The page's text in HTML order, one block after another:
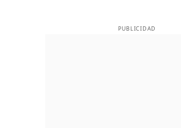
PUBLICIDAD